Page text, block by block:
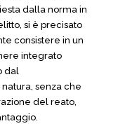
dalla norma in
si è precisato
consistere in un
integrato
dal
senza che
del reato,